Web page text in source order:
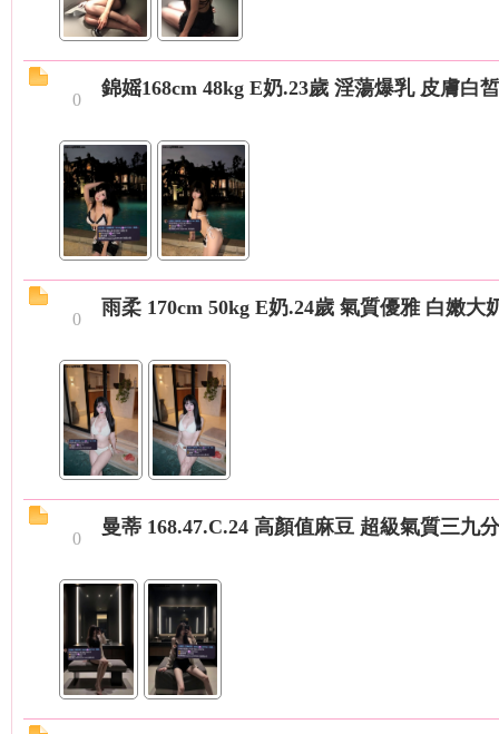
0
錦媱168cm 48kg E奶.23歲 淫蕩爆乳 皮膚白
0
雨柔 170cm 50kg E奶.24歲 氣質優雅 白嫩大
0
曼蒂 168.47.C.24 高顏值麻豆 超級氣質三九